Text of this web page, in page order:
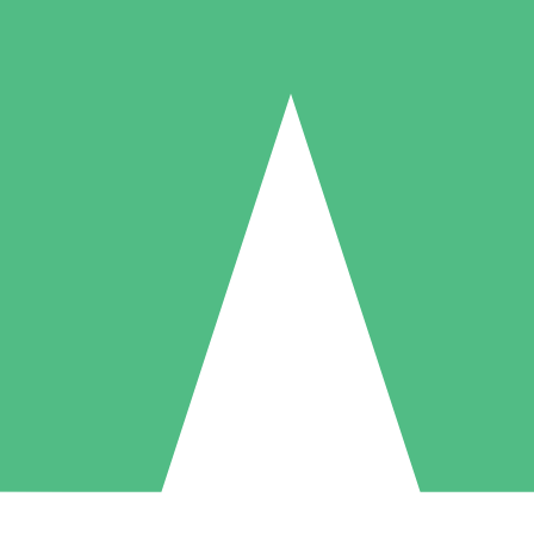
Individuelle Credit-Pakete
nach Bedarf mit Download-Credits. Keine monatliche Verpflichtung